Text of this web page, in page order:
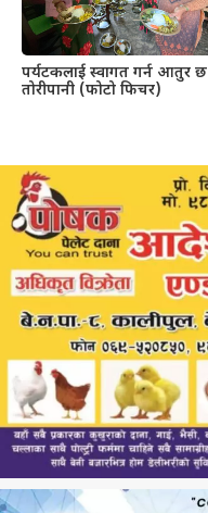
पर्यटकलाई स्वागत गर्न आतुर छ
तोरीपानी (फोटो फिचर)